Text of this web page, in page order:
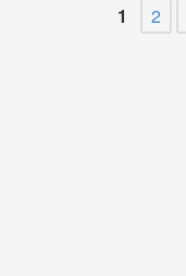
1 2